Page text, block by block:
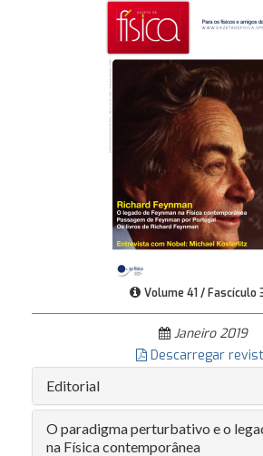
Volume 41 / Fascículo
Janeiro 2019
Descarregar
Editorial
O paradigma perturbativo e o
na Física contemporânea